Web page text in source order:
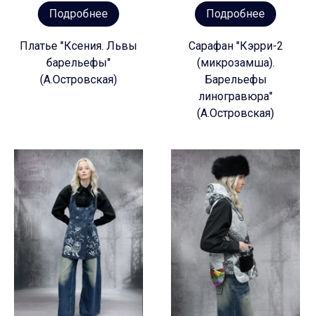
Подробнее
Платье "Ксения. Львы
барельефы"
(А.Островская)
Подробнее
Сарафан "Кэрри-2
(микрозамша).
Барельефы
линогравюра"
(А.Островская)